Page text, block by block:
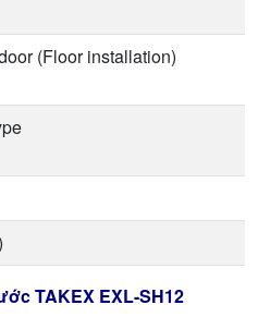
TAKEX EXL-SH12
(Floor installation)